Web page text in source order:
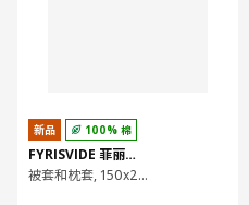
新品 100% 棉
FYRISVIDE 菲丽维德
被套和枕套, 150x200/50x80 厘米